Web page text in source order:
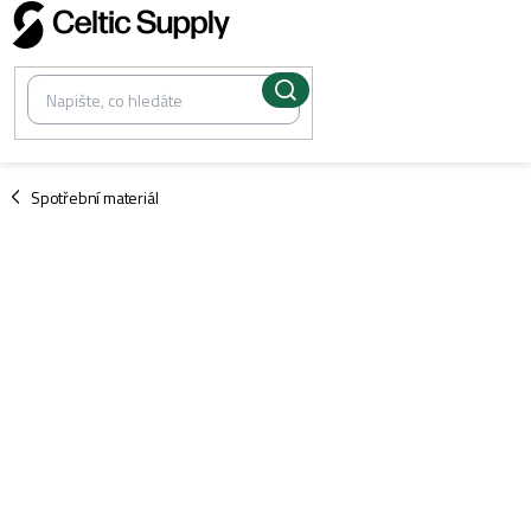
Přejít
na
obsah
Spotřební materiál
/